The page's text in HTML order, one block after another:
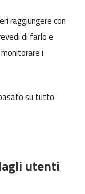
raggiungere con
di farlo e
i
su tutto
utenti